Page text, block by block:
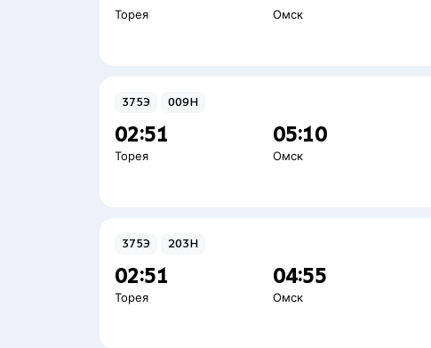
Торея Омск
375Э 009Н
02:51
Торея
05:10
Омск
375Э 203Н
02:51
Торея
04:55
Омск